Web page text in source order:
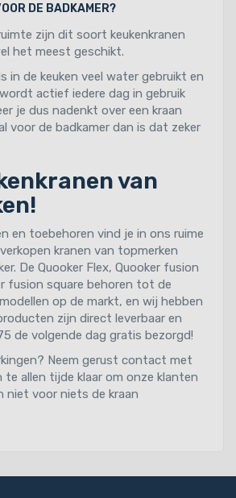
DE BADKAMER?
zijn dit soort keukenkranen
het meest geschikt.
in de keuken veel water gebruikt en
actief iedere dag in gebruik
je dus nadenkt over een kraan
voor de badkamer dan is dat zeker
van
en toebehoren vind je in ons ruime
kranen van topmerken
De Quooker Flex, Quooker fusion
fusion square behoren tot de
op de markt, en wij hebben
zijn direct leverbaar en
de volgende dag gratis bezorgd!
Neem gerust contact met
te allen tijde klaar om onze klanten
niet voor niets de kraan